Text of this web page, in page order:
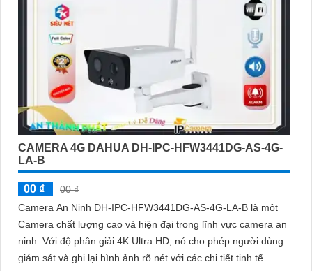
CAMERA 4G DAHUA DH-IPC-HFW3441DG-AS-4G-
LA-B
00 ₫
00 ₫
Camera An Ninh DH-IPC-HFW3441DG-AS-4G-LA-B là một
Camera chất lượng cao và hiện đại trong lĩnh vực camera an
ninh. Với độ phân giải 4K Ultra HD, nó cho phép người dùng
giám sát và ghi lại hình ảnh rõ nét với các chi tiết tinh tế